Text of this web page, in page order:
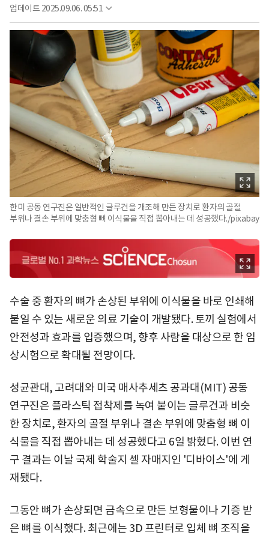
업데이트 2025.09.06. 05:51
한미 공동 연구진은 일반적인 글루건을 개조해 만든 장치로 환자의 골절
부위나 결손 부위에 맞춤형 뼈 이식물을 직접 뽑아내는 데 성공했다./pixabay
수술 중 환자의 뼈가 손상된 부위에 이식물을 바로 인쇄해
붙일 수 있는 새로운 의료 기술이 개발됐다. 토끼 실험에서
안전성과 효과를 입증했으며, 향후 사람을 대상으로 한 임
상시험으로 확대될 전망이다.
성균관대, 고려대와 미국 매사추세츠 공과대(MIT) 공동
연구진은 플라스틱 접착제를 녹여 붙이는 글루건과 비슷
한 장치로, 환자의 골절 부위나 결손 부위에 맞춤형 뼈 이
식물을 직접 뽑아내는 데 성공했다고 6일 밝혔다. 이번 연
구 결과는 이날 국제 학술지 셀 자매지인 '디바이스'에 게
재됐다.
그동안 뼈가 손상되면 금속으로 만든 보형물이나 기증 받
은 뼈를 이식했다. 최근에는 3D 프린터로 입체 뼈 조직을